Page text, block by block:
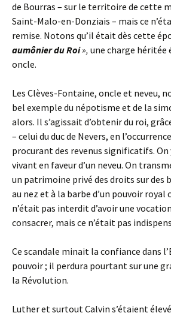
de Bourras – sur le territoire de cette
Saint-Malo-en-Donziais – mais ce
remise. Notons qu’il était dès cette
aumônier du Roi», une charge héritée
oncle.
Les Clèves-Fontaine, oncle et neveu,
bel exemple du népotisme et de la
alors. Il s’agissait d’obtenir du roi,
– celui du duc de Nevers, en
procurant des revenus significatifs.
vivant en faveur d’un neveu. On
un patrimoine privé des droits sur des
au nez et à la barbe d’un pouvoir
n’était pas interdit d’avoir une
consacrer, mais ce n’était pas
Ce scandale minait la confiance dans
pouvoir ; il perdura pourtant sur une
la Révolution.
Luther et surtout Calvin s’étaient